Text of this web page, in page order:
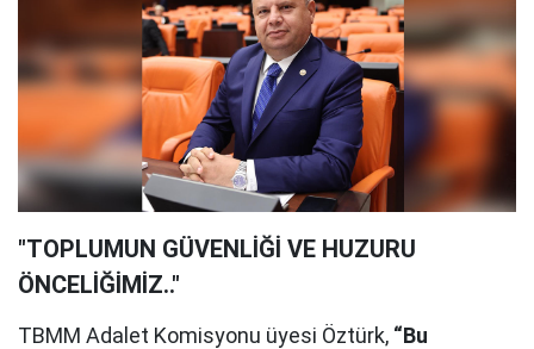
"TOPLUMUN GÜVENLİĞİ VE HUZURU
ÖNCELİĞİMİZ.."
TBMM Adalet Komisyonu üyesi Öztürk, “Bu